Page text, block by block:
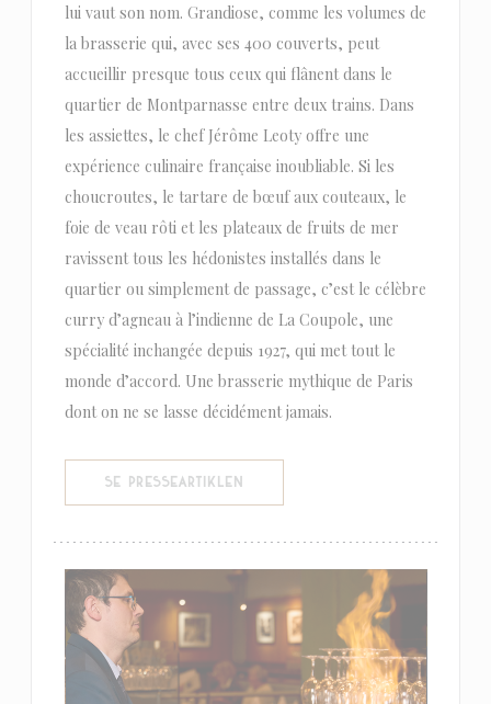
lui vaut son nom. Grandiose, comme les volumes de
la brasserie qui, avec ses 400 couverts, peut
accueillir presque tous ceux qui flânent dans le
quartier de Montparnasse entre deux trains. Dans
les assiettes, le chef Jérôme Leoty offre une
expérience culinaire française inoubliable. Si les
choucroutes, le tartare de bœuf aux couteaux, le
foie de veau rôti et les plateaux de fruits de mer
ravissent tous les hédonistes installés dans le
quartier ou simplement de passage, c’est le célèbre
curry d’agneau à l’indienne de La Coupole, une
spécialité inchangée depuis 1927, qui met tout le
monde d’accord. Une brasserie mythique de Paris
dont on ne se lasse décidément jamais.
SE PRESSEARTIKLEN